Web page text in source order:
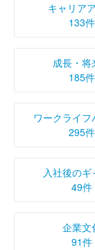
キャリア
133件
成長・将
185件
ワークライフ
295件
入社後のギ
49件
企業文
91件